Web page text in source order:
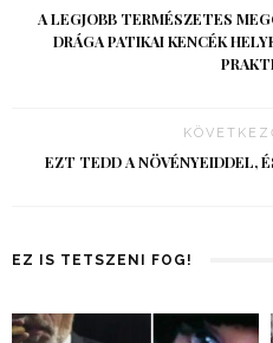
A LEGJOBB TERMÉSZETES
DRÁGA PATIKAI KENCÉK
EZT TEDD A NÖVÉNYEIDDEL,
EZ IS TETSZENI FOG!